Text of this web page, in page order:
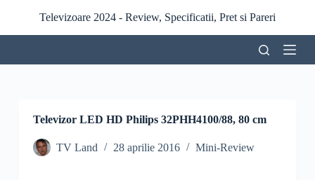
r
l
Televizoare 2024 - Review, Specificatii, Pret si Pareri
Televizor LED HD Philips 32PHH4100/88, 80 cm
TV Land 28 aprilie 2016 Mini-Review